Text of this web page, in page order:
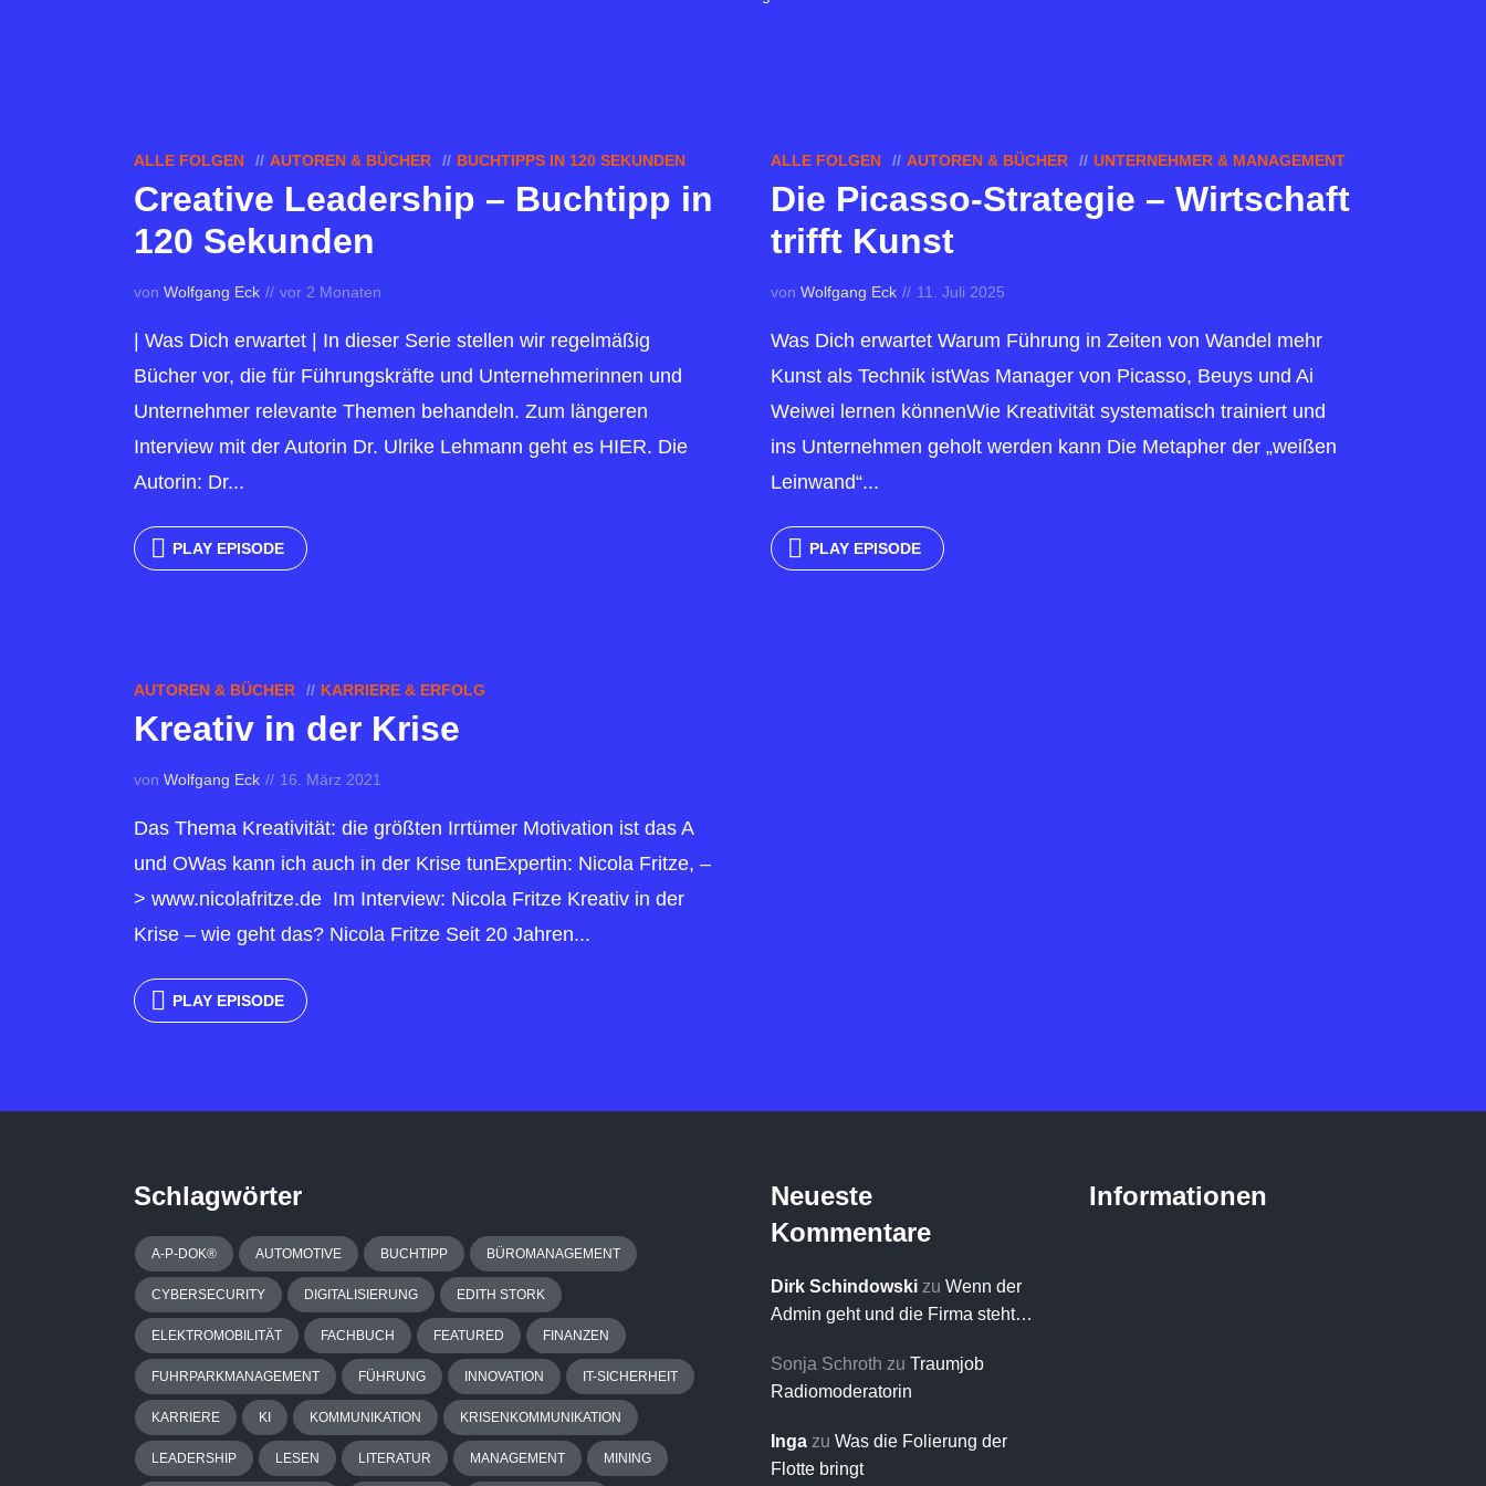
ALLE FOLGEN AUTOREN & BÜCHER BUCHTIPPS IN 120 SEKUNDEN
Creative Leadership – Buchtipp in
120 Sekunden
von Wolfgang Eck vor 2 Monaten
| Was Dich erwartet | In dieser Serie stellen wir regelmäßig
Bücher vor, die für Führungskräfte und Unternehmerinnen und
Unternehmer relevante Themen behandeln. Zum längeren
Interview mit der Autorin Dr. Ulrike Lehmann geht es HIER. Die
Autorin: Dr...
PLAY EPISODE
ALLE FOLGEN AUTOREN & BÜCHER UNTERNEHMER & MANAGEMENT
Die Picasso-Strategie – Wirtschaft
trifft Kunst
von Wolfgang Eck 11. Juli 2025
Was Dich erwartet Warum Führung in Zeiten von Wandel mehr
Kunst als Technik istWas Manager von Picasso, Beuys und Ai
Weiwei lernen könnenWie Kreativität systematisch trainiert und
ins Unternehmen geholt werden kann Die Metapher der „weißen
Leinwand“...
PLAY EPISODE
AUTOREN & BÜCHER KARRIERE & ERFOLG
Kreativ in der Krise
von Wolfgang Eck 16. März 2021
Das Thema Kreativität: die größten Irrtümer Motivation ist das A
und OWas kann ich auch in der Krise tunExpertin: Nicola Fritze, –
> www.nicolafritze.de Im Interview: Nicola Fritze Kreativ in der
Krise – wie geht das? Nicola Fritze Seit 20 Jahren...
PLAY EPISODE
Schlagwörter
A-P-DOK® AUTOMOTIVE BUCHTIPP BÜROMANAGEMENT
CYBERSECURITY DIGITALISIERUNG EDITH STORK
ELEKTROMOBILITÄT FACHBUCH FEATURED FINANZEN
FUHRPARKMANAGEMENT FÜHRUNG INNOVATION IT-SICHERHEIT
KARRIERE KI KOMMUNIKATION KRISENKOMMUNIKATION
LEADERSHIP LESEN LITERATUR MANAGEMENT MINING
Neueste
Kommentare
Dirk Schindowski zu Wenn der
Admin geht und die Firma steht…
Sonja Schroth zu Traumjob
Radiomoderatorin
Inga zu Was die Folierung der
Flotte bringt
Informationen